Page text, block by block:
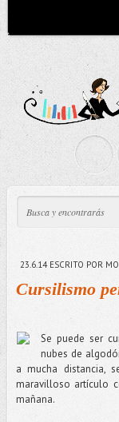
23.6.14ESCRITO POR
Cursilismo
Se puede ser
nubes de
a mucha distancia,
maravilloso artículo
mañana.